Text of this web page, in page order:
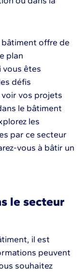
bâtiment offre de
plan
vous êtes
défis
vos projets
le bâtiment
les
par ce secteur
vous à bâtir un
le secteur
il est
peuvent
souhaitez